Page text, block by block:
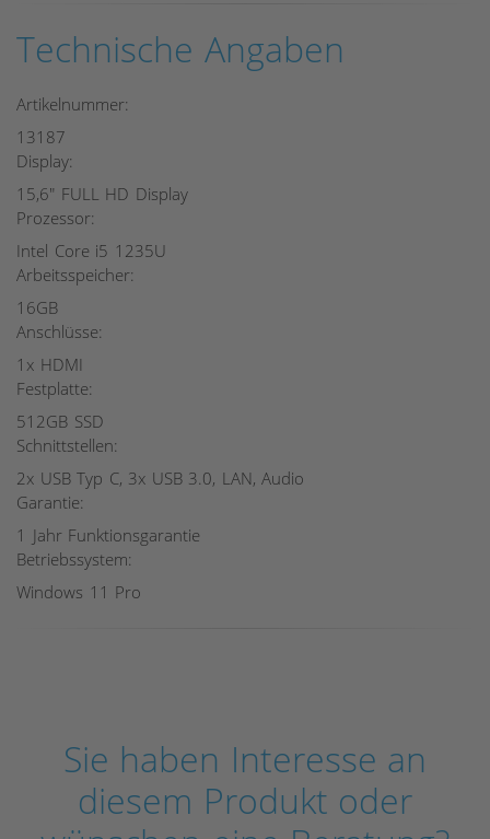
Technische Angaben
Artikelnummer:
13187
Display:
15,6" FULL HD Display
Prozessor:
Intel Core i5 1235U
Arbeitsspeicher:
16GB
Anschlüsse:
1x HDMI
Festplatte:
512GB SSD
Schnittstellen:
2x USB Typ C, 3x USB 3.0, LAN, Audio
Garantie:
1 Jahr Funktionsgarantie
Betriebssystem:
Windows 11 Pro
Sie haben Interesse an
diesem Produkt oder